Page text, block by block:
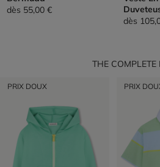
dès 55,00 €
dès
THE COMPLETE
PRIX DOUX PRIX